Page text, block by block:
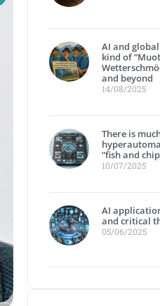
AI and
kind of
and beyond
14/08/2025
There is
“fish and
10/07/2025
AI
and critical
05/06/2025